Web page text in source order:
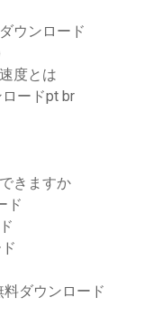
ウンロード
度とは
ードpt br
きますか
ド
ダウンロード